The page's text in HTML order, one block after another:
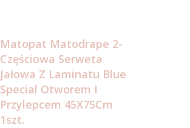
Matopat Matodrape 2-
Częściowa Serweta
Jałowa Z Laminatu Blue
Special Otworem I
Przylepcem 45X75Cm
1szt.